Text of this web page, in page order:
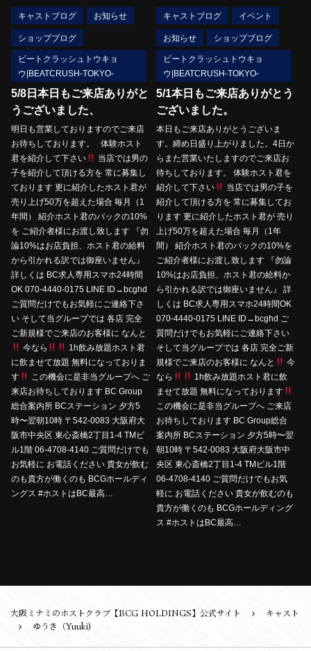
キャストブログ お知らせ
ショップブログ
ビートクラッシュトウキョ
ウ|BEATCRUSH-TOKYO-
5/8日本日もご来店ありがと
うございました、
明日も営業しておりますのでご来店
お待ちしております。 体験ホスト
君を紹介して下さい
当店では男の
子を紹介して頂ける方を 常に募集し
ております 更に紹介したホスト君が
売り上げ50万を超えた場合 毎月（1
年間） 紹介ホスト君のバックの10%
を ご紹介者様にお渡し致します 『勿
論10%はお店負担、ホスト君の給料
から引かれる訳では御座いません』
詳しくは BC求人専用スマホ24時間
OK 070-4440-0175 LINE ID→bcghd
ご質問だけでもお気軽にご連絡下さ
い そして当グループでは 各店 完全
ご新規様でご来店のお客様に なんと
今なら
1h飲み放題ホスト君
に飲ませて放題 無料になっておりま
す
この機会に是非当グループへ ご
来店お待ちしております BC Group
総合案内所 BCステーション 夕方5
時〜翌朝10時 〒542-0083 大阪府大
阪市中央区 東心斎橋2丁目1-4 TMビ
ル1階 06-4708-4140 ご質問だけでも
お気軽に お電話ください 貴女が飲む
のも貴方が働くのも BCGホールディ
ングス #ホストはBC最高…
キャストブログ イベント
お知らせ ショップブログ
ビートクラッシュトウキョ
ウ|BEATCRUSH-TOKYO-
5/1本日もご来店ありがとう
ございました。
本日もご来店ありがとうございま
す。締め日盛り上がりました。4日か
らまた営業いたしますのでご来店お
待ちしております。 体験ホスト君を
紹介して下さい
当店では男の子を
紹介して頂ける方を 常に募集してお
ります 更に紹介したホスト君が 売り
上げ50万を超えた場合 毎月（1年
間） 紹介ホスト君のバックの10%を
ご紹介者様にお渡し致します 『勿論
10%はお店負担、ホスト君の給料か
ら引かれる訳では御座いません』 詳
しくは BC求人専用スマホ24時間OK
070-4440-0175 LINE ID→bcghd ご
質問だけでもお気軽にご連絡下さい
そして当グループでは 各店 完全ご新
規様でご来店のお客様に なんと
今
なら
1h飲み放題ホスト君に飲
ませて放題 無料になっております
この機会に是非当グループへ ご来店
お待ちしております BC Group総合
案内所 BCステーション 夕方5時〜翌
朝10時 〒542-0083 大阪府大阪市中
央区 東心斎橋2丁目1-4 TMビル1階
06-4708-4140 ご質問だけでもお気
軽に お電話ください 貴女が飲むのも
貴方が働くのも BCGホールディング
ス #ホストはBC最高…
大阪ミナミのホストクラブ【BCG HOLDINGS】公式サイト
キャスト
ゆうき（Yuuki)